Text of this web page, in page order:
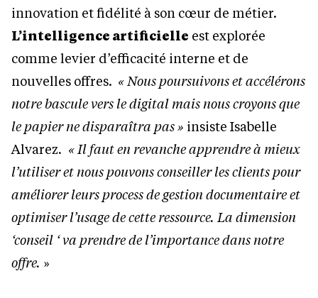
innovation et fidélité à son cœur de métier.
L’intelligence artificielle est explorée
comme levier d’efficacité interne et de
nouvelles offres. « Nous poursuivons et accélérons
notre bascule vers le digital mais nous croyons que
le papier ne disparaîtra pas » insiste Isabelle
Alvarez. « Il faut en revanche apprendre à mieux
l’utiliser et nous pouvons conseiller les clients pour
améliorer leurs process de gestion documentaire et
optimiser l’usage de cette ressource. La dimension
‘conseil ‘ va prendre de l’importance dans notre
offre. »